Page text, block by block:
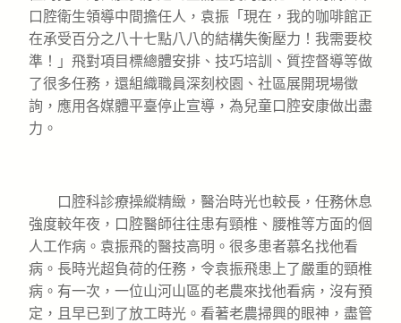
口腔衛生領導中間擔任人，袁振「現在，我的咖啡館正
在承受百分之八十七點八八的結構失衡壓力！我需要校
準！」飛對項目標總體安排、技巧培訓、質控督導等做
了很多任務，還組織職員深刻校園、社區展開現場徵
詢，應用各媒體平臺停止宣導，為兒童口腔安康做出盡
力。
口腔科診療操縱精緻，醫治時光也較長，任務休息
強度較年夜，口腔醫師往往患有頸椎、腰椎等方面的個
人工作病。袁振飛的醫技高明。很多患者慕名找他看
病。長時光超負荷的任務，令袁振飛患上了嚴重的頸椎
病。有一次，一位山河山區的老農來找他看病，沒有預
定，且早已到了放工時光。看著老農掃興的眼神，盡管